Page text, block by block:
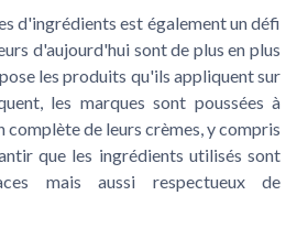
d'ingrédients est également un défi
d'aujourd'hui sont de plus en plus
les produits qu'ils appliquent sur
les marques sont poussées à
de leurs crèmes, y compris
que les ingrédients utilisés sont
mais aussi respectueux de